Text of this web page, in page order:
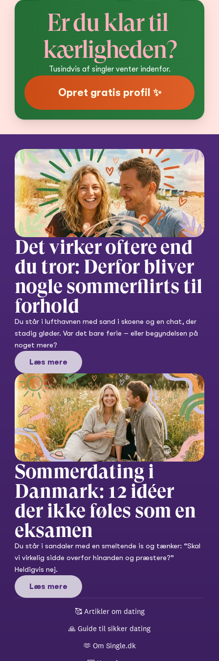
Er du klar til
kærligheden?
Tusindvis af singler venter indenfor.
Opret gratis profil ✨
Det virker oftere end
du tror: Derfor bliver
nogle sommerflirts til
forhold
Du står i lufthavnen med sand i skoene og en chat, der
stadig gløder. Var det bare ferie – eller begyndelsen på
noget mere?
Læs mere
Sommerdating i
Danmark: 12 idéer
der ikke føles som en
eksamen
Du står i sandaler med en smeltende is og tænker: “Skal
vi virkelig sidde overfor hinanden og præstere?”
Heldigvis nej.
Læs mere
🥰 Artikler om dating
🙏 Guide til sikker dating
🫶 Om Single.dk